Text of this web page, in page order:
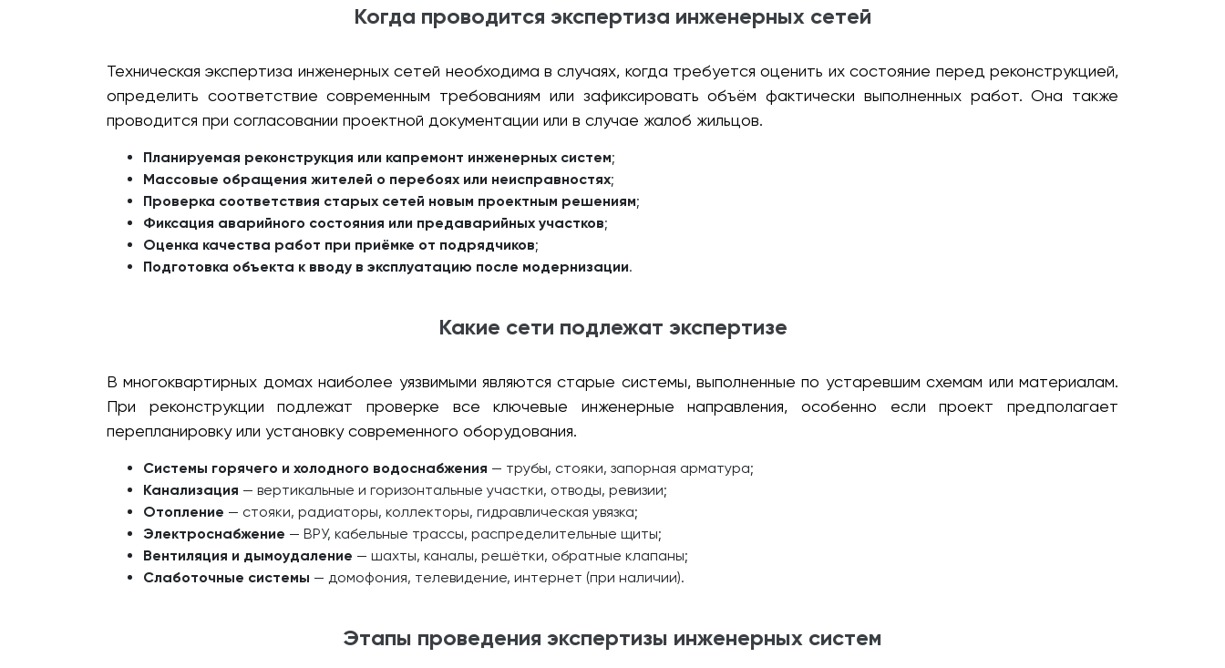
Когда проводится экспертиза инженерных сетей
Техническая экспертиза инженерных сетей необходима в случаях, когда требуется оценить их состояние перед реконструкцией,
определить соответствие современным требованиям или зафиксировать объём фактически выполненных работ. Она также
проводится при согласовании проектной документации или в случае жалоб жильцов.
Планируемая реконструкция или капремонт инженерных систем;
Массовые обращения жителей о перебоях или неисправностях;
Проверка соответствия старых сетей новым проектным решениям;
Фиксация аварийного состояния или предаварийных участков;
Оценка качества работ при приёмке от подрядчиков;
Подготовка объекта к вводу в эксплуатацию после модернизации.
Какие сети подлежат экспертизе
В многоквартирных домах наиболее уязвимыми являются старые системы, выполненные по устаревшим схемам или материалам.
При реконструкции подлежат проверке все ключевые инженерные направления, особенно если проект предполагает
перепланировку или установку современного оборудования.
Системы горячего и холодного водоснабжения — трубы, стояки, запорная арматура;
Канализация — вертикальные и горизонтальные участки, отводы, ревизии;
Отопление — стояки, радиаторы, коллекторы, гидравлическая увязка;
Электроснабжение — ВРУ, кабельные трассы, распределительные щиты;
Вентиляция и дымоудаление — шахты, каналы, решётки, обратные клапаны;
Слаботочные системы — домофония, телевидение, интернет (при наличии).
Этапы проведения экспертизы инженерных систем